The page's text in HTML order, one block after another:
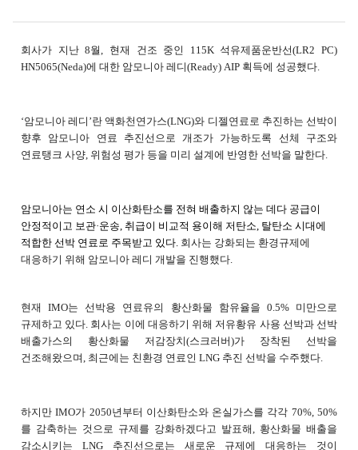
회사가 지난 8월, 현재 건조 중인 115K 석유제품운반선(LR2 PC)
HN5065(Neda)에 대한 암모니아 레디(Ready) AIP 획득에 성공했다.
‘암모니아 레디’란 액화천연가스(LNG)와 디젤연료로 추진하는 선박이
향후 암모니아 연료 추진선으로 개조가 가능하도록 선체 구조와
연료탱크 사양, 위험성 평가 등을 미리 설계에 반영한 선박을 말한다.
암모니아는 연소 시 이산화탄소를 전혀 배출하지 않는 데다 공급이
안정적이고 보관·운송, 취급이 비교적 용이해 저탄소, 탈탄소 시대에
적합한 선박 연료로 주목받고 있다. 회사는 강화되는 환경규제에
대응하기 위해 암모니아 레디 개발을 진행했다.
현재 IMO는 선박용 연료유의 황산화물 함유율을 0.5% 미만으로
규제하고 있다. 회사는 이에 대응하기 위해 저유황유 사용 선박과 선박
배출가스의 황산화물 저감장치(스크러버)가 장착된 선박을
건조해왔으며, 최근에는 친환경 연료인 LNG 추진 선박을 수주했다.
하지만 IMO가 2050년부터 이산화탄소와 온실가스를 각각 70%, 50%
를 감축하는 것으로 규제를 강화하겠다고 발표해, 황산화물 배출을
감소시키는 LNG 추진선으로는 새로운 규제에 대응하는 것이